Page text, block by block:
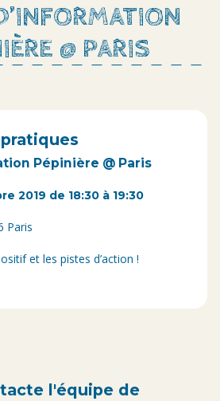
@ PARIS
Pépinière @ Paris
2019 de 18:30 à 19:30
Paris
et les pistes d’action !
l'équipe de